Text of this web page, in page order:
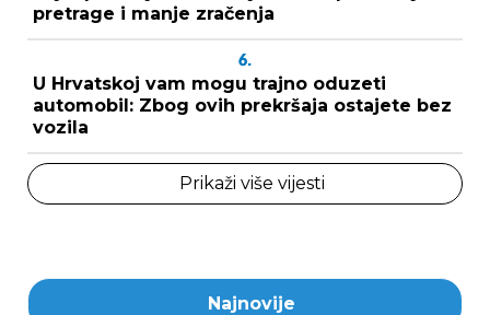
pretrage i manje zračenja
6.
U Hrvatskoj vam mogu trajno oduzeti
automobil: Zbog ovih prekršaja ostajete bez
vozila
Prikaži više vijesti
Najnovije